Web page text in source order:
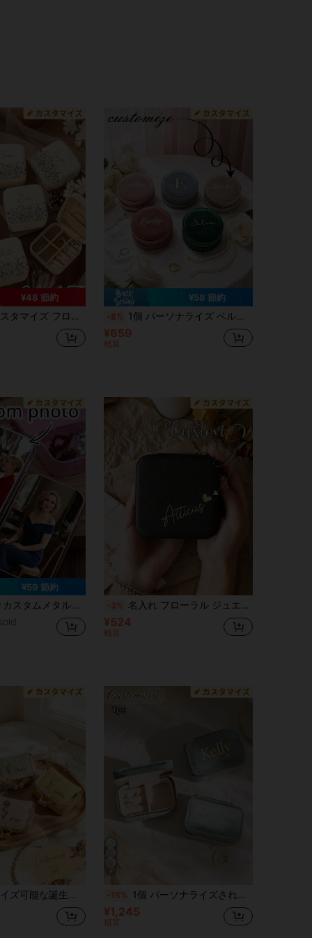
¥48 節約
ベージュ ブライズメイド用 ジュエリーケース 旅行用アクセサリーオーガナイザー
¥58 節約
-8% 1個 パーソナライズ ベルベット ジュエリーボックス、デスクトップ ジュエリーボックス、ポータブル ジュエリーボックス、ブライズメイドギフト、ウェディングギフト、新婚ギフト、彼女へのギフト、誕生日ギフト、母の日ギフト、バレンタインデー記念日ギフト、ジュエリー
¥659
概算
¥59 節約
ス、カスタマイズ可能なオーナメント収納ボックス、カスタマイズ可能な写真ボックス、ジュエリー収納ボックスオーガナイザー -3% 名入れ フローラル ジュエリーボックス - カスタマイズ可能なベージュのトラベル収納ボックス、ジッパー開閉、ファブリック裏地付き、ブライズメイドへの招待ギフトやカップルの記念品に最適、エレガントなデザイン | ソフト裏地、ウェディングギフト、ジュエリーボックス
¥524
概算
れ小旅行用収納ボックス、カスタムヴィーガンレザー多機能収納、多目的メタルクラスプボックス、リング、ピアス収納可能 -15% 1個 パーソナライズされたベルベットジュエリーボックス、カスタマイズ可能なトラベルジュエリーオーガナイザー、エレガントな結婚式のブライズメイドギフト、彼女の誕生日ギフト、母の日とバレンタインデーの記念品、ジッパー開閉長方形デザイン、トラベルジュエリー収納、エレガントな記念品、ジッパー開閉ボックス、ジュエリーボックス
¥1,245
概算